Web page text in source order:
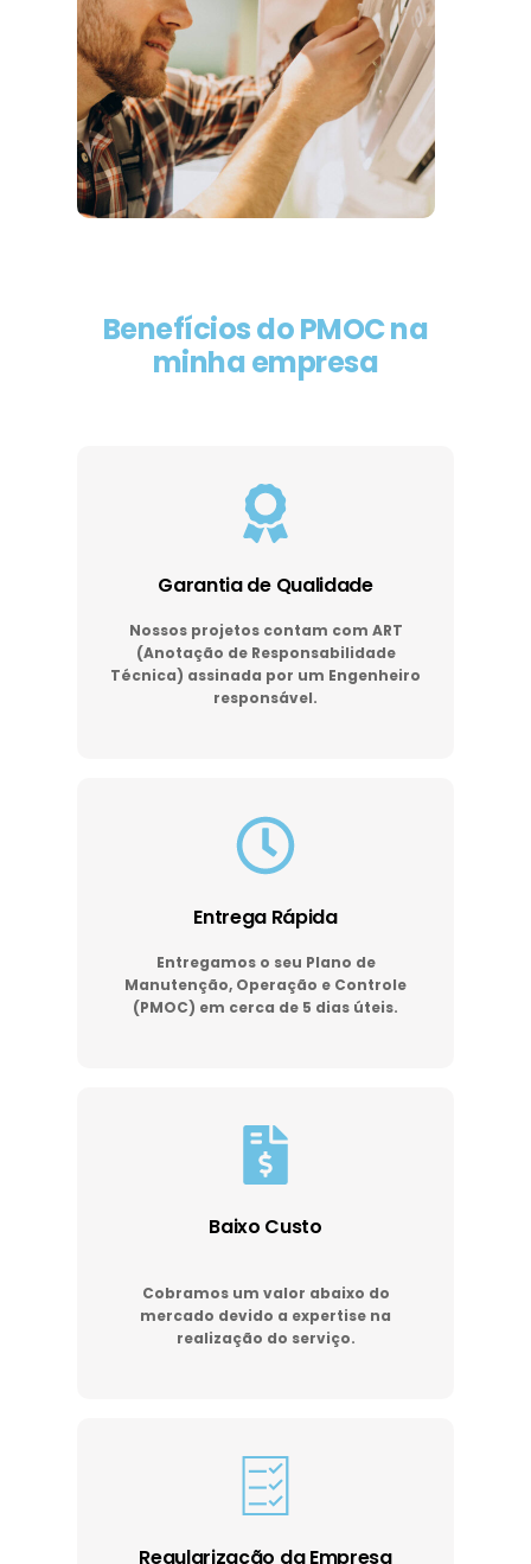
Benefícios do PMOC na
minha empresa
Garantia de Qualidade
Nossos projetos contam com ART
(Anotação de Responsabilidade
Técnica) assinada por um Engenheiro
responsável.
Entrega Rápida
Entregamos o seu Plano de
Manutenção, Operação e Controle
(PMOC) em cerca de 5 dias úteis.
Baixo Custo
Cobramos um valor abaixo do
mercado devido a expertise na
realização do serviço.
Regularização da Empresa